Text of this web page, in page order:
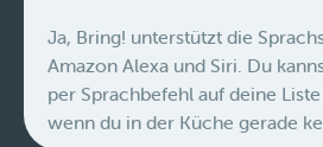
Ja, Bring! unterstützt die
Amazon Alexa und Siri. Du
per Sprachbefehl auf deine
wenn du in der Küche gerade